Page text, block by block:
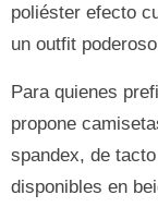
poliéster efecto
un outfit
Para quienes
propone
spandex, de
disponibles en